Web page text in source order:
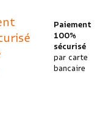
Paiement
100%
sécurisé
par carte
bancaire